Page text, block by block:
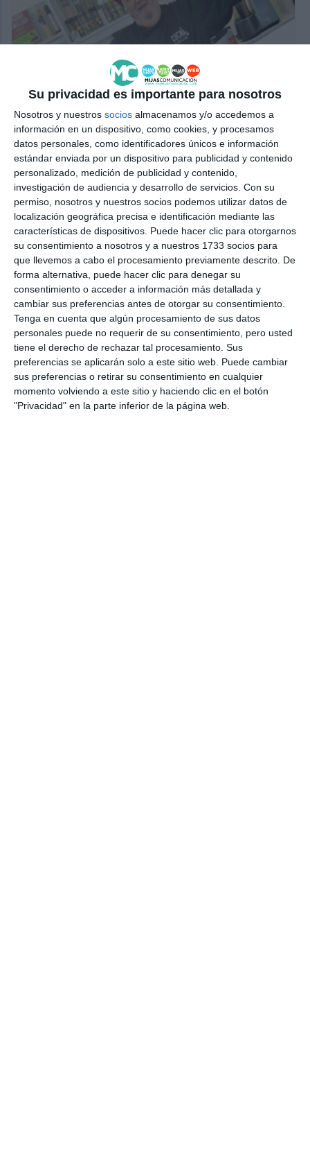
Su privacidad es importante para nosotros
Nosotros y nuestros socios almacenamos y/o accedemos a
información en un dispositivo, como cookies, y procesamos
datos personales, como identificadores únicos e información
estándar enviada por un dispositivo para publicidad y contenido
personalizado, medición de publicidad y contenido,
investigación de audiencia y desarrollo de servicios. Con su
permiso, nosotros y nuestros socios podemos utilizar datos de
localización geográfica precisa e identificación mediante las
características de dispositivos. Puede hacer clic para otorgarnos
su consentimiento a nosotros y a nuestros 1733 socios para
que llevemos a cabo el procesamiento previamente descrito. De
forma alternativa, puede hacer clic para denegar su
consentimiento o acceder a información más detallada y
cambiar sus preferencias antes de otorgar su consentimiento.
Tenga en cuenta que algún procesamiento de sus datos
personales puede no requerir de su consentimiento, pero usted
tiene el derecho de rechazar tal procesamiento. Sus
preferencias se aplicarán solo a este sitio web. Puede cambiar
sus preferencias o retirar su consentimiento en cualquier
momento volviendo a este sitio y haciendo clic en el botón
"Privacidad" en la parte inferior de la página web.